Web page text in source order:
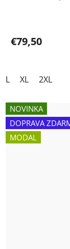
€79,50
L XL 2XL
NOVINKA
DOPRAVA
MODAL